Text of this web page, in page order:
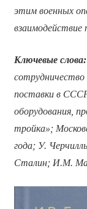
этим военных
Ключевые слова:
поставки в
оборудования,
тройка»;
года; У.
Сталин; И.М.